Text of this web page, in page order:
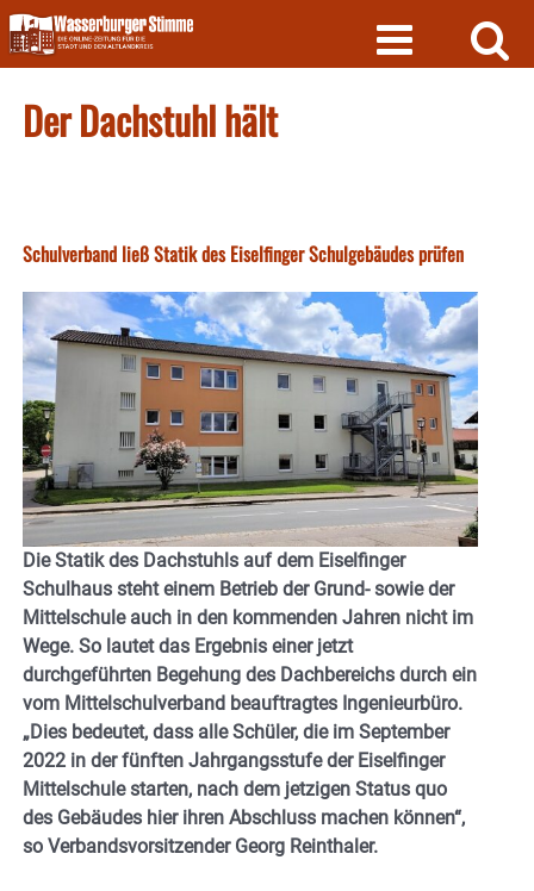
Skip
to
content
Der Dachstuhl hält
Schulverband ließ Statik des Eiselfinger Schulgebäudes prüfen
Die Statik des Dachstuhls auf dem Eiselfinger
Schulhaus steht einem Betrieb der Grund- sowie der
Mittelschule auch in den kommenden Jahren nicht im
Wege. So lautet das Ergebnis einer jetzt
durchgeführten Begehung des Dachbereichs durch ein
vom Mittelschulverband beauftragtes Ingenieurbüro.
„Dies bedeutet, dass alle Schüler, die im September
2022 in der fünften Jahrgangsstufe der Eiselfinger
Mittelschule starten, nach dem jetzigen Status quo
des Gebäudes hier ihren Abschluss machen können“,
so Verbandsvorsitzender Georg Reinthaler.